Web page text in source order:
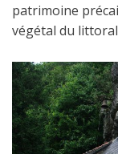
patrimoine
végétal du